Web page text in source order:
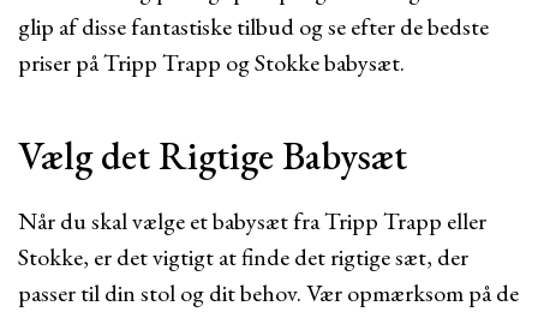
glip af disse fantastiske tilbud og se efter de bedste
priser på Tripp Trapp og Stokke babysæt.
Vælg det Rigtige Babysæt
Når du skal vælge et babysæt fra Tripp Trapp eller
Stokke, er det vigtigt at finde det rigtige sæt, der
passer til din stol og dit behov. Vær opmærksom på de